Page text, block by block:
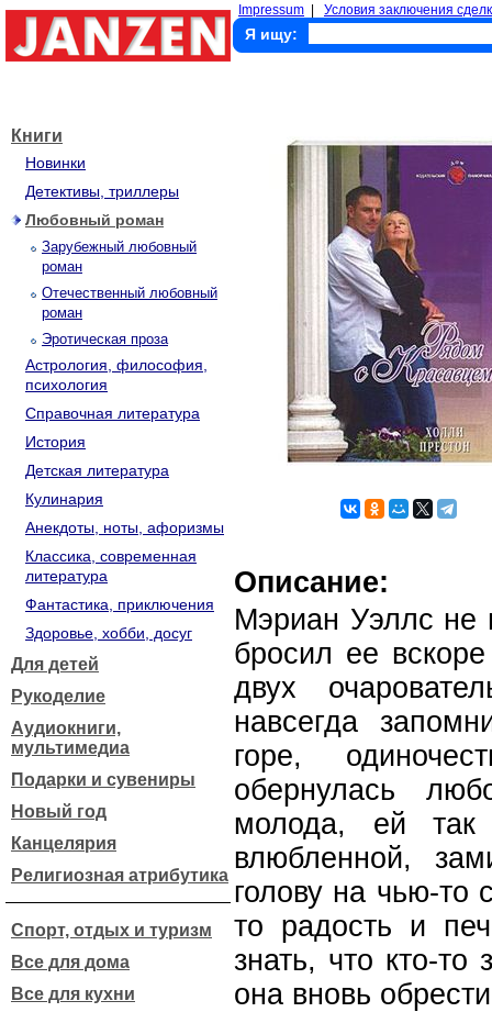
Impressum Условия заключения
Я ищу:
Книги
Новинки
Детективы, триллеры
Любовный роман
Зарубежный любовный
роман
Отечественный любовный
роман
Эротическая проза
Астрология, философия,
психология
Справочная литература
История
Детская литература
Кулинария
Анекдоты, ноты, афоризмы
Классика, современная
литература
Фантастика, приключения
Здоровье, хобби, досуг
Для детей
Рукоделие
Аудиокниги,
мультимедиа
Подарки и сувениры
Новый год
Канцелярия
Религиозная атрибутика
Спорт, отдых и туризм
Все для дома
Все для кухни
Описание:
Мэриан Уэллс не
бросил ее
двух
навсегда
горе,
обернулась
молода, ей так
влюбленной,
голову на чью-то
то радость и
знать, что кто-
она вновь